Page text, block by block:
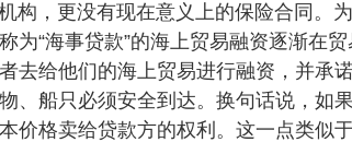
构，更没有现在意义上的保险合同。
为“海事贷款”的海上贸易融资逐渐在
去给他们的海上贸易进行融资，并承
、船只必须安全到达。换句话说，如
价格卖给贷款方的权利。这一点类似